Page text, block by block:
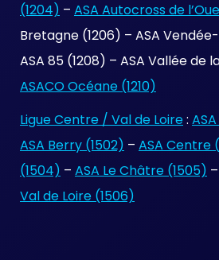
(1204) – ASA Autocross de
Bretagne (1206) – ASA
ASA 85 (1208) – ASA Vallée de
ASACO Océane (1210)
Ligue Centre / Val de Loire :
ASA Berry (1502) – ASA Centre
(1504) – ASA Le Châtre (1505) –
Val de Loire (1506)